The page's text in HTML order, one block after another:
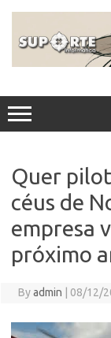
Quer
céus de
empresa
próximo
Byadmin 08/12/